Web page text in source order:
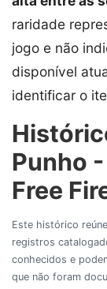
raridade
jogo e não
disponível
identificar o
Punho
Free
Este histórico
registros
conhecidos e
que não foram